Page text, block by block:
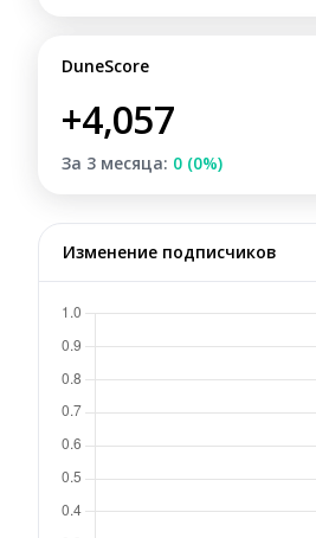
DuneScore
+4,057
За 3 месяца: 0 (0%)
Изменение подписчиков